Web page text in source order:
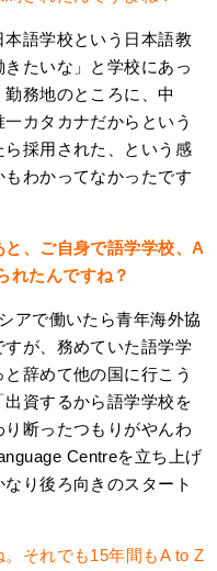
語学校という日本語教
たいな」と学校にあっ
務地のところに、中
カタカナだからという
採用された、という感
わかってなかったです
、ご自身で語学学校、A
たんですね？
で働いたら青年海外協
が、務めていた語学学
辞めて他の国に行こう
資するから語学学校を
断ったつもりがやんわ
Centreを立ち上げ
り後ろ向きのスタート
それでも15年間もA to Z